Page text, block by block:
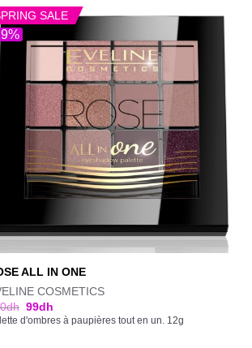
SALE
ALL IN ONE
COSMETICS
dh 99dh
d'ombres à paupières tout en un. 12g